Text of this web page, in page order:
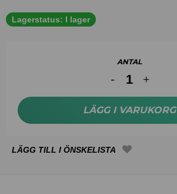
Lagerstatus: I lager
ANTAL
LÄGG I VARUKORG